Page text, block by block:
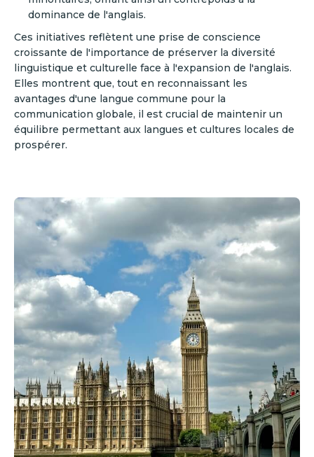
dominance de l'anglais.
Ces initiatives reflètent une prise de conscience
croissante de l'importance de préserver la diversité
linguistique et culturelle face à l'expansion de l'anglais.
Elles montrent que, tout en reconnaissant les
avantages d'une langue commune pour la
communication globale, il est crucial de maintenir un
équilibre permettant aux langues et cultures locales de
prospérer.